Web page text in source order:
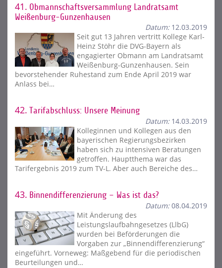
41. Obmannschaftsversammlung Landratsamt
Weißenburg-Gunzenhausen
Datum:12.03.2019
Seit gut 13 Jahren vertritt Kollege Karl-
Heinz Stöhr die DVG-Bayern als
engagierter Obmann am Landratsamt
Weißenburg-Gunzenhausen. Sein
bevorstehender Ruhestand zum Ende April 2019 war
Anlass bei…
42.
Tarifabschluss: Unsere Meinung
Datum:14.03.2019
Kolleginnen und Kollegen aus den
bayerischen Regierungsbezirken
haben sich zu intensiven Beratungen
getroffen. Hauptthema war das
Tarifergebnis 2019 zum TV-L. Aber auch Bereiche des…
43. Binnendifferenzierung – Was ist das?
Datum:08.04.2019
Mit Änderung des
Leistungslaufbahngesetzes (LlbG)
wurden bei Beförderungen die
Vorgaben zur „Binnendifferenzierung“
eingeführt. Vorneweg: Maßgebend für die periodischen
Beurteilungen und…